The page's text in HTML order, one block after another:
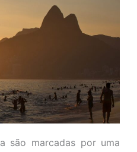
são marcadas por uma